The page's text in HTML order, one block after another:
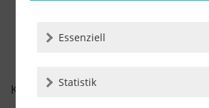
KUNDENBEWERTUNGEN FÜR
Essenziell
Statistik